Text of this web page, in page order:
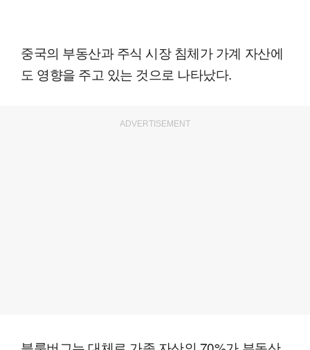
중국의 부동산과 주식 시장 침체가 가계 자산에
도 영향을 주고 있는 것으로 나타났다.
ADVERTISEMENT